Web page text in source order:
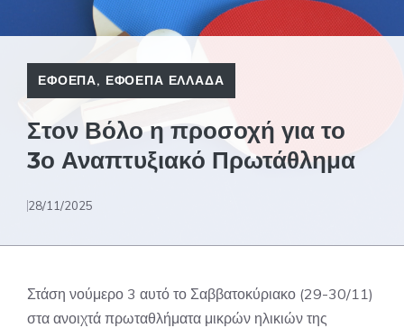
ΕΦΟΕΠΑ, ΕΦΟΕΠΑ ΕΛΛΑΔΑ
Στον Βόλο η προσοχή για το
3ο Αναπτυξιακό Πρωτάθλημα
28/11/2025
Στάση νούμερο 3 αυτό το Σαββατοκύριακο (29-30/11)
στα ανοιχτά πρωταθλήματα μικρών ηλικιών της